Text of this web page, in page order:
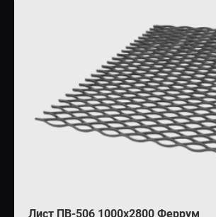
Лист ПВ-506 1000х2800 Феррум